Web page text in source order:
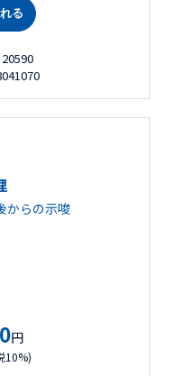
る
からの示唆
円
10%)